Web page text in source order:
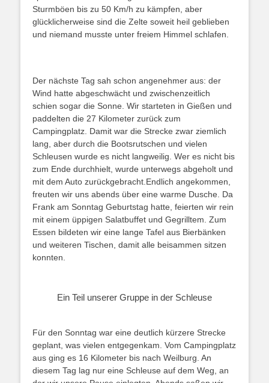
Sturmböen bis zu 50 Km/h zu kämpfen, aber
glücklicherweise sind die Zelte soweit heil geblieben
und niemand musste unter freiem Himmel schlafen.
Der nächste Tag sah schon angenehmer aus: der
Wind hatte abgeschwächt und zwischenzeitlich
schien sogar die Sonne. Wir starteten in Gießen und
paddelten die 27 Kilometer zurück zum
Campingplatz. Damit war die Strecke zwar ziemlich
lang, aber durch die Bootsrutschen und vielen
Schleusen wurde es nicht langweilig. Wer es nicht bis
zum Ende durchhielt, wurde unterwegs abgeholt und
mit dem Auto zurückgebracht.Endlich angekommen,
freuten wir uns abends über eine warme Dusche. Da
Frank am Sonntag Geburtstag hatte, feierten wir rein
mit einem üppigen Salatbuffet und Gegrilltem. Zum
Essen bildeten wir eine lange Tafel aus Bierbänken
und weiteren Tischen, damit alle beisammen sitzen
konnten.
Ein Teil unserer Gruppe in der Schleuse
Für den Sonntag war eine deutlich kürzere Strecke
geplant, was vielen entgegenkam. Vom Campingplatz
aus ging es 16 Kilometer bis nach Weilburg. An
diesem Tag lag nur eine Schleuse auf dem Weg, an